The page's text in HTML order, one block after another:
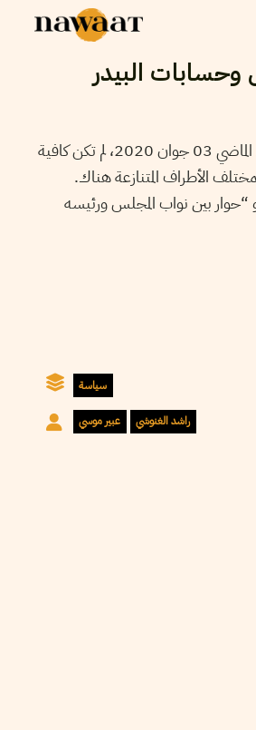
البيدر
أكثر من ثماني عشرة ساعة من النقاش والصراخ يوم الأربعاء الماضي 03 جوان 2020، لم تكن كافية
الأطراف المتنازعة هناك.
“حوار بين نواب المجلس ورئيسه
سياسة
عبير موسي راشد الغنوشي